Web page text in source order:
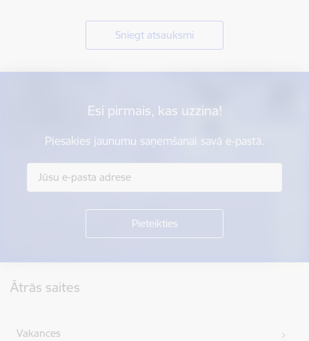
Sniegt atsauksmi
Esi pirmais, kas uzzina!
Piesakies jaunumu saņemšanai savā e-pastā.
Ātrās saites
Vakances